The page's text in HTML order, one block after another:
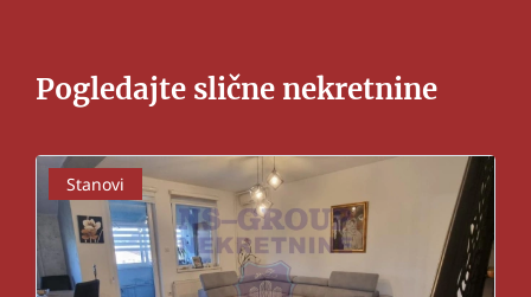
Pogledajte slične nekretnine
Stanovi